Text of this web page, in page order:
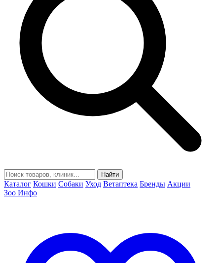
Найти
Каталог Кошки Собаки Уход Ветаптека Бренды Акции
Зоо Инфо